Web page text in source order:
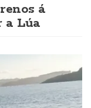
á
Lúa